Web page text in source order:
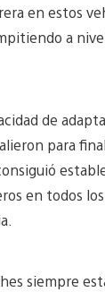
en estos
a
de
para
en todos
siempre